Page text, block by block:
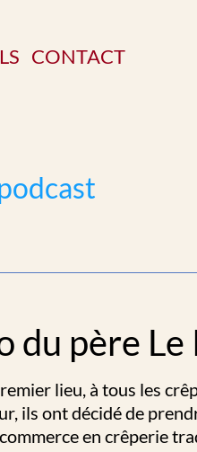
CONTACT
du père Le
lieu, à tous les
ils ont décidé de
en crêperie